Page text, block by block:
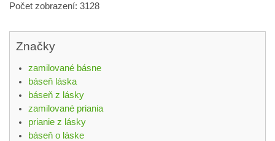
Počet zobrazení: 3128
Značky
zamilované básne
báseň láska
báseň z lásky
zamilované priania
prianie z lásky
báseň o láske